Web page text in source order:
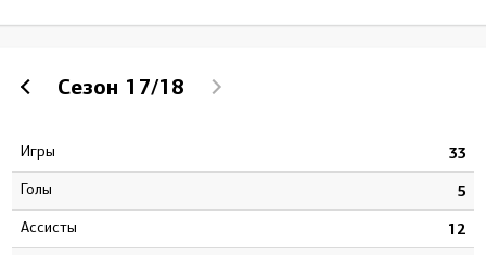
Сезон 17/18
Игры 33
Голы 5
Ассисты 12